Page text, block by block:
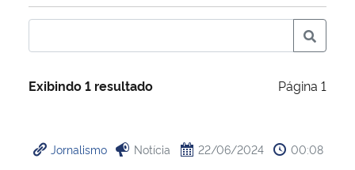
Ministério da Infraestrutura
Ministério da Cidadania
Exibindo 1 resultado Página 1
Jornalismo Notícia 22/06/2024 00:08